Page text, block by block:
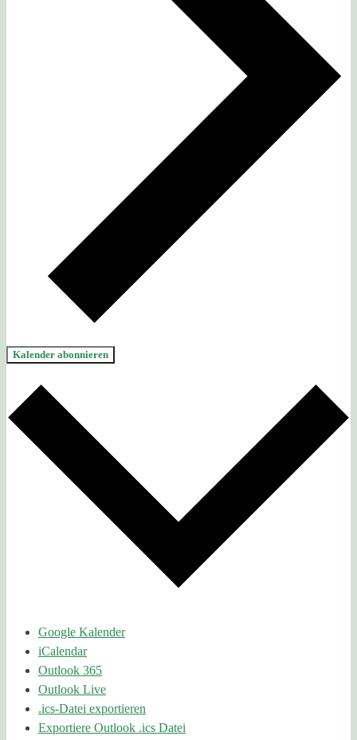
Kalender abonnieren
Google Kalender
iCalendar
Outlook 365
Outlook Live
.ics-Datei exportieren
Exportiere Outlook .ics Datei